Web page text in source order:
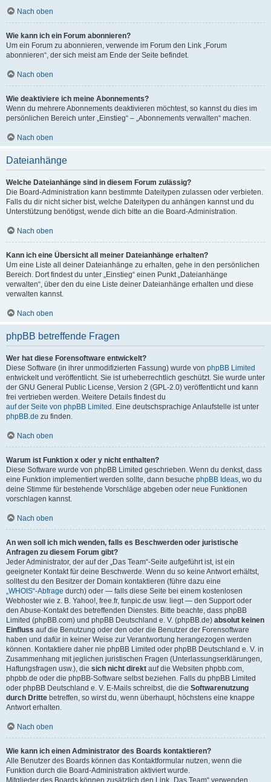
Nach oben
Wie kann ich ein Forum abonnieren?
Um ein Forum zu abonnieren, verwende im Forum den Link „Forum
abonnieren“, der sich meist am Ende der Seite befindet.
Nach oben
Wie deaktiviere ich meine Abonnements?
Wenn du mehrere Abonnements deaktivieren möchtest, so kannst du dies im
persönlichen Bereich unter „Einstieg“ – „Abonnements verwalten“ machen.
Nach oben
Dateianhänge
Welche Dateianhänge sind in diesem Forum zulässig?
Die Board-Administration kann bestimmte Dateitypen zulassen oder verbieten.
Falls du dir nicht sicher bist, welche Dateitypen du anhängen kannst und du
Unterstützung benötigst, wende dich bitte an die Board-Administration.
Nach oben
Kann ich eine Übersicht all meiner Dateianhänge erhalten?
Um eine Liste all deiner Dateianhänge zu erhalten, gehe in den persönlichen
Bereich. Dort findest du unter „Einstieg“ einen Punkt „Dateianhänge
verwalten“, über den du eine Liste deiner Dateianhänge erhalten und diese
verwalten kannst.
Nach oben
phpBB betreffende Fragen
Wer hat diese Forensoftware entwickelt?
Diese Software (in ihrer unmodifizierten Fassung) wurde von phpBB Limited
entwickelt und veröffentlicht. Sie ist urheberrechtlich geschützt. Sie wurde unter
der GNU General Public License, Version 2 (GPL-2.0) veröffentlicht und kann
frei vertrieben werden. Weitere Details findest du
auf der Seite von phpBB Limited . Eine deutschsprachige Anlaufstelle ist unter
phpBB.de zu finden.
Nach oben
Warum ist Funktion x oder y nicht enthalten?
Diese Software wurde von phpBB Limited geschrieben. Wenn du denkst, dass
eine Funktion implementiert werden sollte, dann besuche phpBB Ideas, wo du
deine Stimme für bestehende Vorschläge abgeben oder neue Funktionen
vorschlagen kannst.
Nach oben
An wen soll ich mich wenden, falls es Beschwerden oder juristische
Anfragen zu diesem Forum gibt?
Jeder Administrator, der auf der „Das Team“-Seite aufgeführt ist, ist ein
geeigneter Kontakt für deine Beschwerde. Wenn du so keine Antwort erhältst,
solltest du den Besitzer der Domain kontaktieren (führe dazu eine
„WHOIS“-Abfrage durch) oder — falls diese Seite bei einem kostenlosen
Webhoster wie z. B. Yahoo!, free.fr, funpic.de usw. liegt — den Support oder
den Abuse-Kontakt des betreffenden Dienstes. Bitte beachte, dass phpBB
Limited (phpBB.com) und phpBB Deutschland e. V. (phpBB.de) absolut keinen
Einfluss auf die Benutzung oder den oder die Benutzer der Forensoftware
haben und dafür in keiner Weise zur Verantwortung herangezogen werden
können. Kontaktiere daher nie phpBB Limited oder phpBB Deutschland e. V. in
Zusammenhang mit jeglichen juristischen Fragen (Unterlassungserklärungen,
Haftungsfragen usw.), die sich nicht direkt auf die Websiten phpbb.com,
phpbb.de oder die phpBB-Software selbst beziehen. Falls du phpBB Limited
oder phpBB Deutschland e. V. E-Mails schreibst, die die Softwarenutzung
durch Dritte betreffen, so wirst du, wenn überhaupt, höchstens eine knappe
Antwort erhalten.
Nach oben
Wie kann ich einen Administrator des Boards kontaktieren?
Alle Benutzer des Boards können das Kontaktformular nutzen, wenn die
Funktion durch die Board-Administration aktiviert wurde.
Mitglieder des Boards können zusätzlich den Link „Das Team“ verwenden.